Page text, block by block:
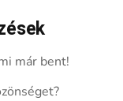
már bent!